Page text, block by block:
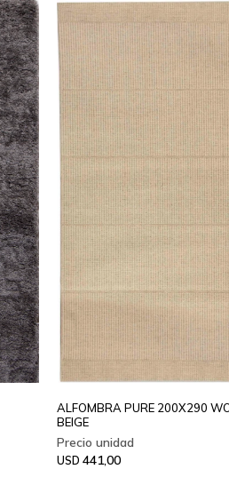
ALFOMBRA PURE 200X290
BEIGE
USD 441,00